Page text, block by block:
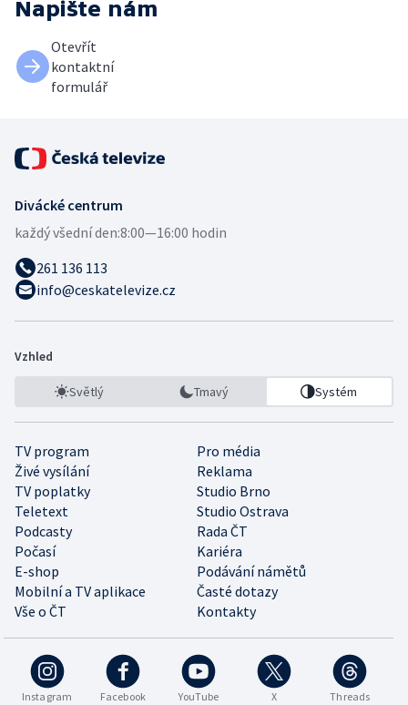
Napište nám
Otevřít
kontaktní
formulář
Divácké centrum
každý všední den:8:00—16:00 hodin
261 136 113
info@ceskatelevize.cz
Vzhled
Světlý Tmavý Systém
TV program
Pro média
Živé vysílání
Reklama
TV poplatky
Studio Brno
Teletext
Studio Ostrava
Podcasty
Rada ČT
Počasí
Kariéra
E-shop
Podávání námětů
Mobilní a TV aplikace
Časté dotazy
Vše o ČT
Kontakty
Instagram Facebook YouTube X Threads